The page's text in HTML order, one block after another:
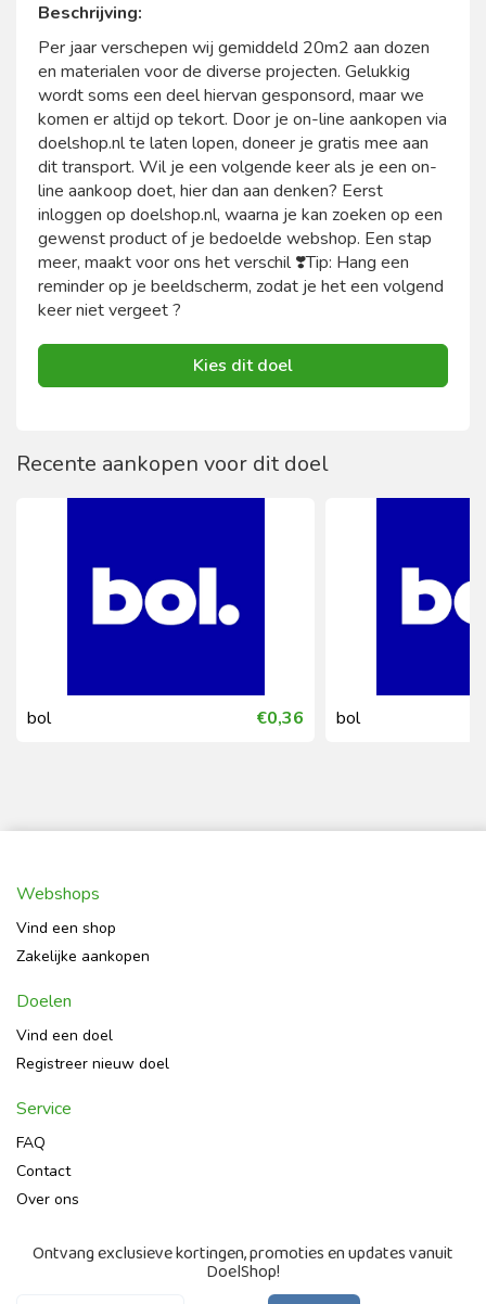
Beschrijving:
Per jaar verschepen wij gemiddeld 20m2 aan dozen
en materialen voor de diverse projecten. Gelukkig
wordt soms een deel hiervan gesponsord, maar we
komen er altijd op tekort. Door je on-line aankopen via
doelshop.nl te laten lopen, doneer je gratis mee aan
dit transport. Wil je een volgende keer als je een on-
line aankoop doet, hier dan aan denken? Eerst
inloggen op doelshop.nl, waarna je kan zoeken op een
gewenst product of je bedoelde webshop. Een stap
meer, maakt voor ons het verschil ❣️Tip: Hang een
reminder op je beeldscherm, zodat je het een volgend
keer niet vergeet ?
Kies dit doel
Recente aankopen voor dit doel
bol €0,36 bol
Webshops
Vind een shop
Zakelijke aankopen
Doelen
Vind een doel
Registreer nieuw doel
Service
FAQ
Contact
Over ons
Ontvang exclusieve kortingen, promoties en updates vanuit
DoelShop!